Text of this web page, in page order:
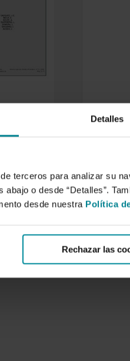
Detalles
terceros para analizar su
abajo o desde “Detalles”.
desde nuestra Política
Rechazar las
ecológico
más
zonas del